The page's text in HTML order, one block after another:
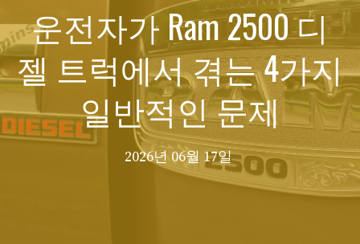
운전자가 Ram 2500 디
젤 트럭에서 겪는 4가지
일반적인 문제
2026년 06월 17일